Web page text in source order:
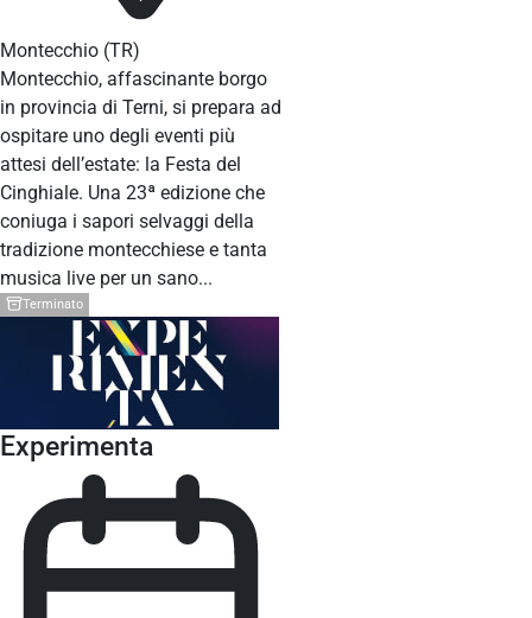
Montecchio (TR)
Montecchio, affascinante borgo
in provincia di Terni, si prepara ad
ospitare uno degli eventi più
attesi dell’estate: la Festa del
Cinghiale. Una 23ª edizione che
coniuga i sapori selvaggi della
tradizione montecchiese e tanta
musica live per un sano...
Terminato
Experimenta